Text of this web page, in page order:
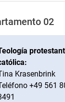
02
Krasenbrink
+49 561